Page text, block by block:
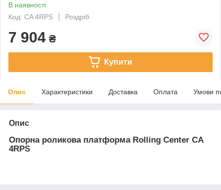
В наявності
Код: CA 4RPS
Роздріб
7 904 ₴
Купити
Опис Характеристики Доставка Оплата Умови
Опис
Опорна роликова платформа Rolling Center CA
4RPS